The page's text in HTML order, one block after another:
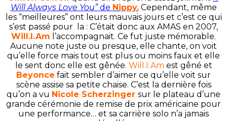
Will Always Love You”de Nippy.Cependant, même
les “meilleures” ont leurs mauvais jours et c’est ce qui
s’est passé pour la : C’était donc aux AMAS en 2007,
Will.I.Am l’accompagnait. Ce fut juste mémorable.
Aucune note juste ou presque, elle chante, on voit
qu’elle force mais tout est plus ou moins faux et elle
le sent donc elle est gênée. Will.I.Am est gêné et
Beyonce fait sembler d’aimer ce qu’elle voit sur
scène assise sa petite chaise. C’est la dernière fois
qu’on a vu Nicole Scherzinger sur le plateau d’une
grande cérémonie de remise de prix américaine pour
une performance… et sa carrière solo n’a jamais